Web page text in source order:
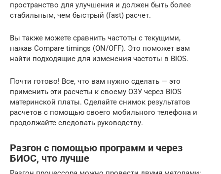
пространство для улучшения и должен быть более
стабильным, чем быстрый (fast) расчет.
Вы также можете сравнить частоты с текущими,
нажав Compare timings (ON/OFF). Это поможет вам
найти подходящие для изменения частоты в BIOS.
Почти готово! Все, что вам нужно сделать — это
применить эти расчеты к своему ОЗУ через BIOS
материнской платы. Сделайте снимок результатов
расчетов с помощью своего мобильного телефона и
продолжайте следовать руководству.
Разгон с помощью программ и через
БИОС, что лучше